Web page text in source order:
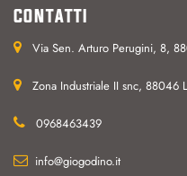
CONTATTI
Via Sen. Arturo Perugini, 8,
Zona Industriale II snc, 88046
0968463439
info@giogodino.it